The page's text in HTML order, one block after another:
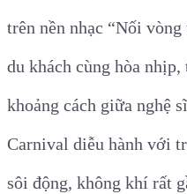
trên nền nhạc “Nối
du khách cùng hòa
khoảng cách giữa nghệ
Carnival diễu hành với
sôi động, không khí rất